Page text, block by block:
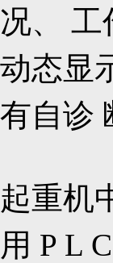
况、 工
动态显
有自诊
起重机
用 P L